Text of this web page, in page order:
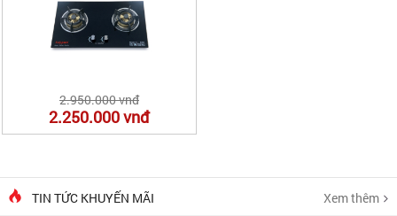
2.950.000 vnđ
2.250.000vnđ
TIN TỨC KHUYẾN MÃI Xem thêm